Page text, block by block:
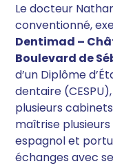
Le docteur
conventionné,
Dentimad –
Boulevard de
d’un Diplôme
dentaire
plusieurs
maîtrise
espagnol et
échanges avec